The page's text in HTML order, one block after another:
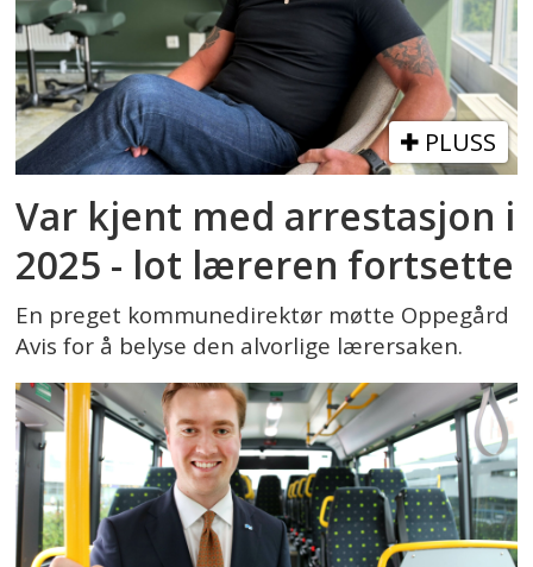
PLUSS
Var kjent med arrestasjon i
2025 - lot læreren fortsette
En preget kommunedirektør møtte Oppegård
Avis for å belyse den alvorlige lærersaken.